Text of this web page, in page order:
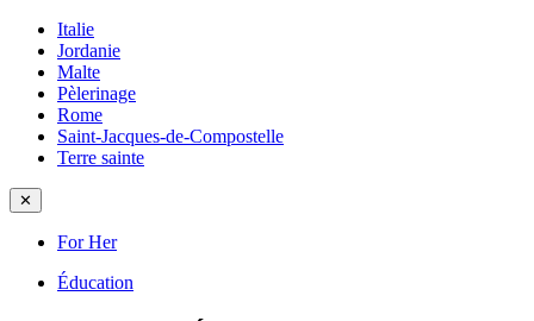
Italie
Jordanie
Malte
Pèlerinage
Rome
Saint-Jacques-de-Compostelle
Terre sainte
✕
For Her
Éducation